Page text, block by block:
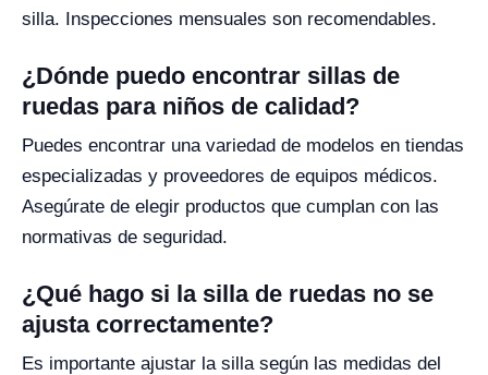
silla. Inspecciones mensuales son recomendables.
¿Dónde puedo encontrar sillas de
ruedas para niños de calidad?
Puedes encontrar una variedad de modelos en tiendas
especializadas y proveedores de equipos médicos.
Asegúrate de elegir productos que cumplan con las
normativas de seguridad.
¿Qué hago si la silla de ruedas no se
ajusta correctamente?
Es importante ajustar la silla según las medidas del